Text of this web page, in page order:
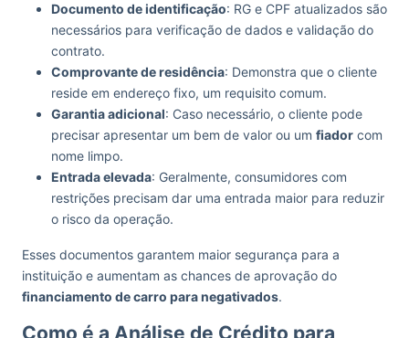
Documento de identificação: RG e CPF atualizados são
necessários para verificação de dados e validação do
contrato.
Comprovante de residência: Demonstra que o cliente
reside em endereço fixo, um requisito comum.
Garantia adicional: Caso necessário, o cliente pode
precisar apresentar um bem de valor ou um fiador com
nome limpo.
Entrada elevada: Geralmente, consumidores com
restrições precisam dar uma entrada maior para reduzir
o risco da operação.
Esses documentos garantem maior segurança para a
instituição e aumentam as chances de aprovação do
financiamento de carro para negativados.
Como é a Análise de Crédito para